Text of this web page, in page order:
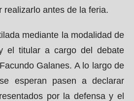
realizarlo antes de la feria.
mediante la modalidad de
el titular a cargo del debate
Galanes. A lo largo de
esperan pasen a declarar
por la defensa y el